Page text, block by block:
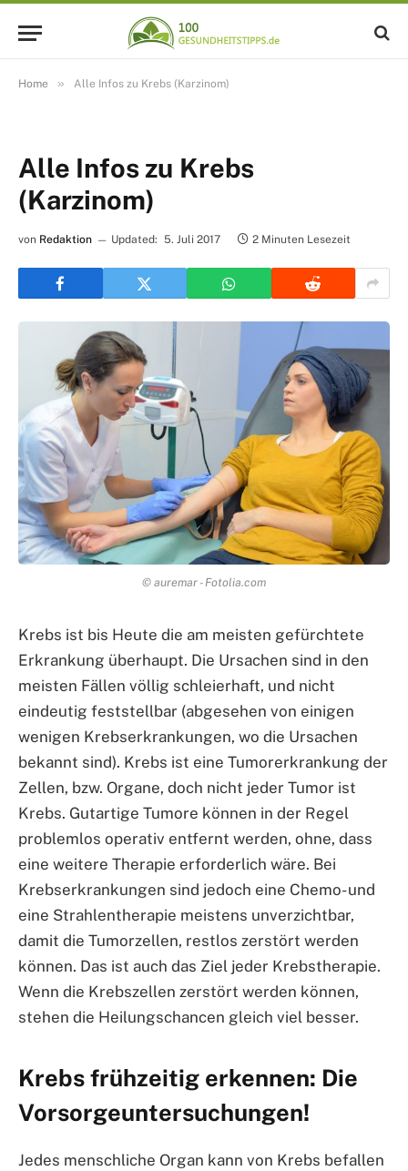
Home » Alle Infos zu Krebs (Karzinom)
Alle Infos zu Krebs
(Karzinom)
von Redaktion Updated: 5. Juli 2017 2 Minuten Lesezeit
© auremar - Fotolia.com
Krebs ist bis Heute die am meisten gefürchtete
Erkrankung überhaupt. Die Ursachen sind in den
meisten Fällen völlig schleierhaft, und nicht
eindeutig feststellbar (abgesehen von einigen
wenigen Krebserkrankungen, wo die Ursachen
bekannt sind). Krebs ist eine Tumorerkrankung der
Zellen, bzw. Organe, doch nicht jeder Tumor ist
Krebs. Gutartige Tumore können in der Regel
problemlos operativ entfernt werden, ohne, dass
eine weitere Therapie erforderlich wäre. Bei
Krebserkrankungen sind jedoch eine Chemo- und
eine Strahlentherapie meistens unverzichtbar,
damit die Tumorzellen, restlos zerstört werden
können. Das ist auch das Ziel jeder Krebstherapie.
Wenn die Krebszellen zerstört werden können,
stehen die Heilungschancen gleich viel besser.
Krebs frühzeitig erkennen: Die
Vorsorgeuntersuchungen!
Jedes menschliche Organ kann von Krebs befallen